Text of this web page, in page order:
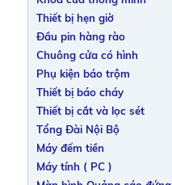
Thiết bị hẹn giờ
Đầu pin hàng rào
Chuông cửa có hình
Phụ kiện báo trộm
Thiết bị báo cháy
Thiết bị cắt và lọc sét
Tổng Đài Nội Bộ
Máy đếm tiền
Máy tính ( PC )